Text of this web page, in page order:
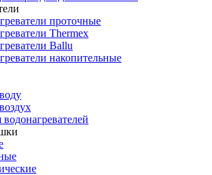
проточные
Thermex
Ballu
накопительные